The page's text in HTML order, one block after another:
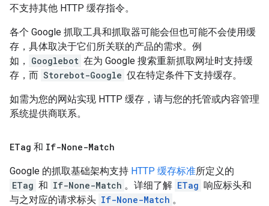
不支持其他 HTTP 缓存指令。
各个 Google 抓取工具和抓取器可能会但也可能不会使用缓
存，具体取决于它们所关联的产品的需求。例
如，
Googlebot 在为 Google 搜索重新抓取网址时支持缓
存，而 Storebot-Google 仅在特定条件下支持缓存。
如需为您的网站实现 HTTP 缓存，请与您的托管或内容管理
系统提供商联系。
ETag 和 If-None-Match
Google 的抓取基础架构支持 HTTP 缓存标准所定义的
ETag 和 If-None-Match 。详细了解 ETag 响应标头和
与之对应的请求标头 If-None-Match 。